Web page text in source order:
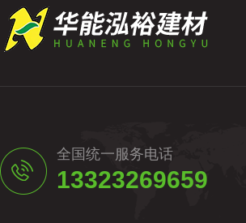
全国统一服务电话
13323269659